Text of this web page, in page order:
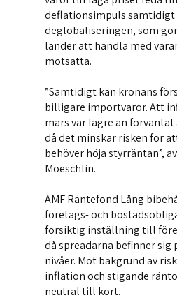
deflationsimpuls samtidigt
deglobaliseringen, som
länder att handla med
motsatta.
”Samtidigt kan kronans
billigare importvaror. Att
mars var lägre än förväntat
då det minskar risken för
behöver höja styrräntan”,
Moeschlin.
AMF Räntefond Lång
företags- och
försiktig inställning till
då spreadarna befinner sig
nivåer. Mot bakgrund av
inflation och stigande
neutral till kort.